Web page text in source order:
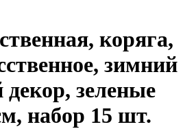
коряга,
зимний
зеленые
набор 15 шт.